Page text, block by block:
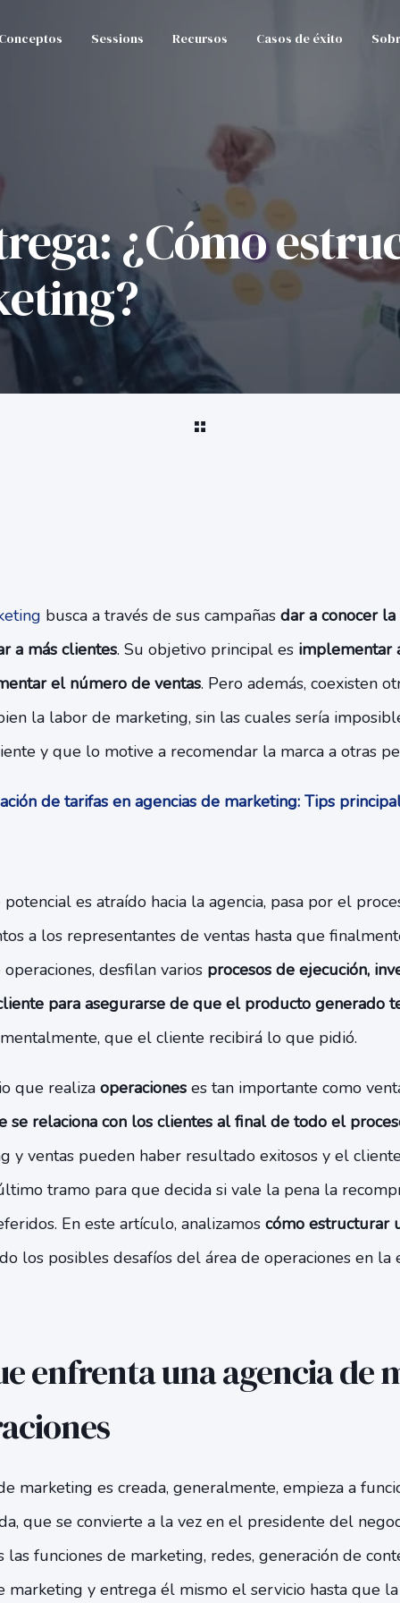
Sessions Recursos Casos de éxito
¿Cómo
busca a través de sus campañas dar a conocer
a más clientes. Su objetivo principal es implementar
el número de ventas. Pero además, coexisten
la labor de marketing, sin las cuales sería
y que lo motive a recomendar la marca a otras
de tarifas en agencias de marketing: Tips
es atraído hacia la agencia, pasa por el
a los representantes de ventas hasta que
desfilan varios procesos de ejecución,
para asegurarse de que el producto generado
que el cliente recibirá lo que pidió.
que realiza operaciones es tan importante como
se relaciona con los clientes al final de todo el
y ventas pueden haber resultado exitosos y el
tramo para que decida si vale la pena la
En este artículo, analizamos cómo estructurar
los posibles desafíos del área de operaciones en la
enfrenta una agencia de
marketing es creada, generalmente, empieza a
que se convierte a la vez en el presidente del
las funciones de marketing, redes, generación de
marketing y entrega él mismo el servicio hasta que